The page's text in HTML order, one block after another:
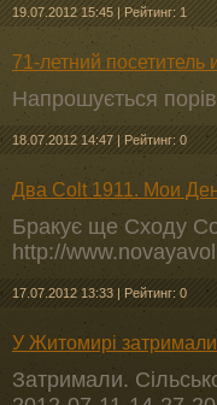
19.07.2012 15:45 | Рейтинг: 1
71-летний
Напрошується
18.07.2012 14:47 | Рейтинг: 0
Два Colt 1911. Мои
Бракує ще Сходу
http://
17.07.2012 13:33 | Рейтинг: 0
У Житомирі затримали
Затримали.